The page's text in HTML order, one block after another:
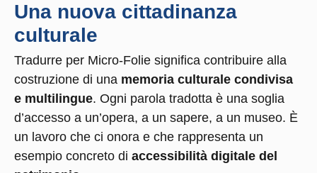
Una nuova cittadinanza
culturale
Tradurre per Micro-Folie significa contribuire alla
costruzione di una memoria culturale condivisa
e multilingue. Ogni parola tradotta è una soglia
d’accesso a un’opera, a un sapere, a un museo. È
un lavoro che ci onora e che rappresenta un
esempio concreto di accessibilità digitale del